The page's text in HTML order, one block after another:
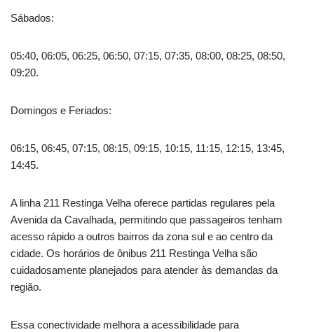
Sábados:
05:40, 06:05, 06:25, 06:50, 07:15, 07:35, 08:00, 08:25, 08:50,
09:20.
Domingos e Feriados:
06:15, 06:45, 07:15, 08:15, 09:15, 10:15, 11:15, 12:15, 13:45,
14:45.
A linha 211 Restinga Velha oferece partidas regulares pela
Avenida da Cavalhada, permitindo que passageiros tenham
acesso rápido a outros bairros da zona sul e ao centro da
cidade. Os horários de ônibus 211 Restinga Velha são
cuidadosamente planejados para atender às demandas da
região.
Essa conectividade melhora a acessibilidade para